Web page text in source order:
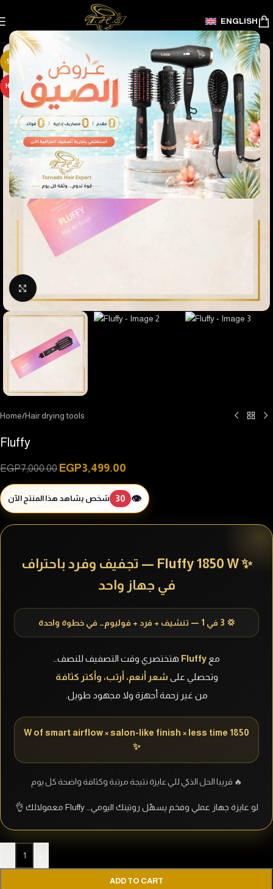
ENGLISH
-50%
HOT
Click to enlarge
Home/Hair drying tools
Fluffy
EGP7,000.00 EGP3,499.00
👁️
30 شخص يشاهد هذا المنتج الآن
✨ Fluffy 1850 W — تجفيف وفرد باحتراف
في جهاز واحد
💢 3 في 1 — تنشيف + فرد + فوليوم… في خطوة واحدة
مع Fluffy هتختصري وقت التصفيف للنصف…
وتحصلي على شعر أنعم، أرتب، وأكتر كثافة
من غير زحمة أجهزة ولا مجهود طويل.
1850 W of smart airflow × salon-like finish × less time
✨
🔥 قريبا الحل الذكي للي عايزة نتيجة مرتبة وكثافة واضحة كل يوم
لو عايزة جهاز عملي وفخم يسهّل روتينك اليومي… Fluffy معمولالك 👌
ADD TO CART